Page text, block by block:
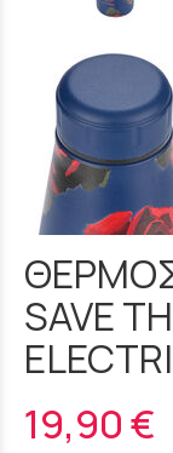
ΘΕΡΜΟΣ
SAVE
19,90 €